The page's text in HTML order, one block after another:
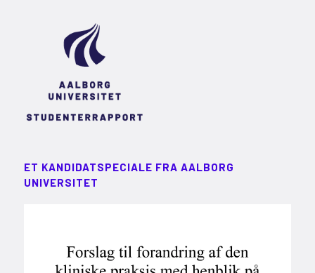
ET KANDIDATSPECIALE FRA AALBORG
UNIVERSITET